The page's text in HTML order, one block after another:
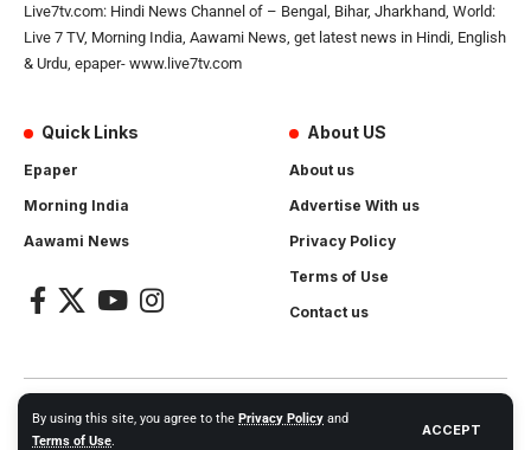
By using this site, you agree to the Privacy Policy and
Terms of Use.
ACCEPT
Live7tv.com: Hindi News Channel of – Bengal, Bihar, Jharkhand, World:
Live 7 TV, Morning India, Aawami News, get latest news in Hindi, English
& Urdu, epaper- www.live7tv.com
Quick Links
Epaper
Morning India
Aawami News
About US
About us
Advertise With us
Privacy Policy
Terms of Use
Contact us
2024- All Rights Reserved.Live 7 tv. Website Created by and